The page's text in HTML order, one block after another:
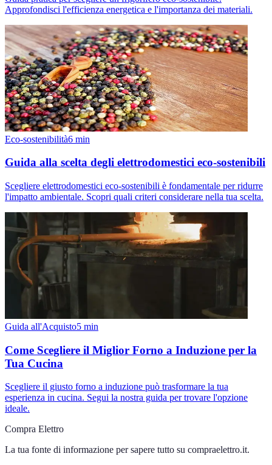
Approfondisci l'efficienza energetica e l'importanza dei materiali.
Eco-sostenibilità6 min
Guida alla scelta degli elettrodomestici eco-sostenibili
Scegliere elettrodomestici eco-sostenibili è fondamentale per ridurre
l'impatto ambientale. Scopri quali criteri considerare nella tua scelta.
Guida all'Acquisto5 min
Come Scegliere il Miglior Forno a Induzione per la
Tua Cucina
Scegliere il giusto forno a induzione può trasformare la tua
esperienza in cucina. Segui la nostra guida per trovare l'opzione
ideale.
Compra Elettro
La tua fonte di informazione per sapere tutto su compraelettro.it.